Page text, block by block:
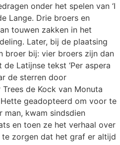
onder het spelen van ‘I
Lange. Drie broers en
touwen zakken in het
Later, bij de plaatsing
broer bij: vier broers zijn dan
Latijnse tekst ‘Per aspera
de sterren door
de Kock van Monuta
geadopteerd om voor te
man, kwam sindsdien
en toen ze het verhaal over
zorgen dat het graf er altijd